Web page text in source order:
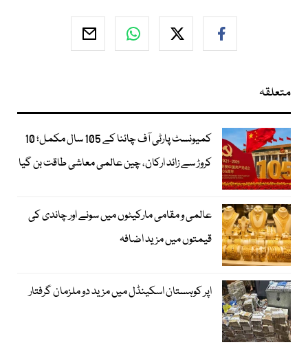
متعلقہ
کمیونسٹ پارٹی آف چائنا کے 105 سال مکمل؛ 10
کروڑ سے زائد ارکان، چین عالمی معاشی طاقت بن گیا
عالمی و مقامی مارکیٹوں میں سونے اور چاندی کی
قیمتوں میں مزید اضافہ
اپر کوہستان اسکینڈل میں مزید دو ملزمان گرفتار